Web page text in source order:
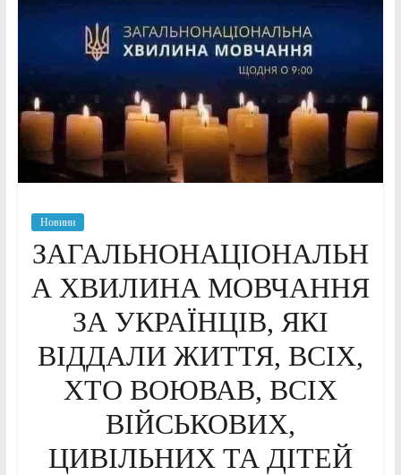
Новини
ЗАГАЛЬНОНАЦІОНАЛЬН
А ХВИЛИНА МОВЧАННЯ
ЗА УКРАЇНЦІВ, ЯКІ
ВІДДАЛИ ЖИТТЯ, ВСІХ,
ХТО ВОЮВАВ, ВСІХ
ВІЙСЬКОВИХ,
ЦИВІЛЬНИХ ТА ДІТЕЙ